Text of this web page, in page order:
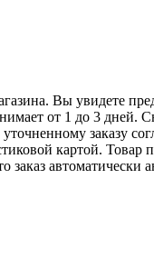
Вы увидете
от 1 до 3 дней.
заказу
картой. Товар
автоматически